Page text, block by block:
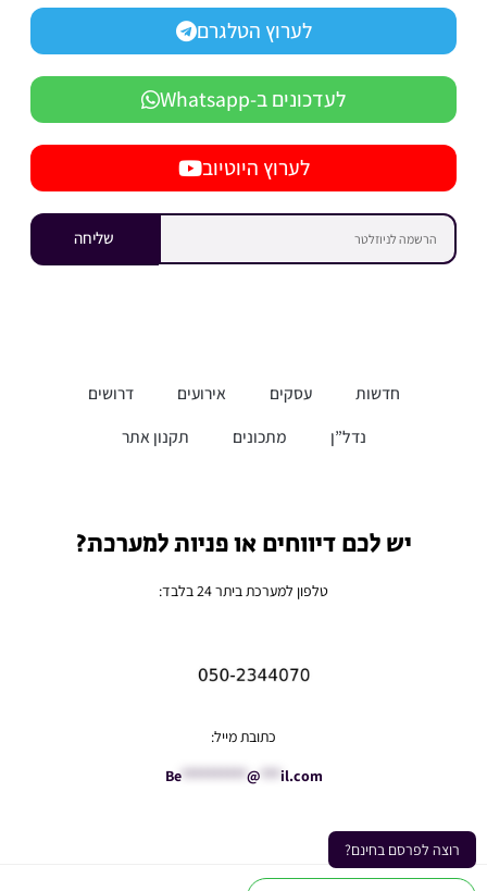
רוצה לפרסם בחינם?
לערוץ הטלגרם
לעדכונים ב-Whatsapp
לערוץ היוטיוב
שליחה
חדשות עסקים אירועים
דרושים
נדל”ן
מתכונים תקנון אתר
יש לכם דיווחים או פניות למערכת?
טלפון למערכת ביתר 24 בלבד:
כתובת מייל:
Be********** @ *** il.com